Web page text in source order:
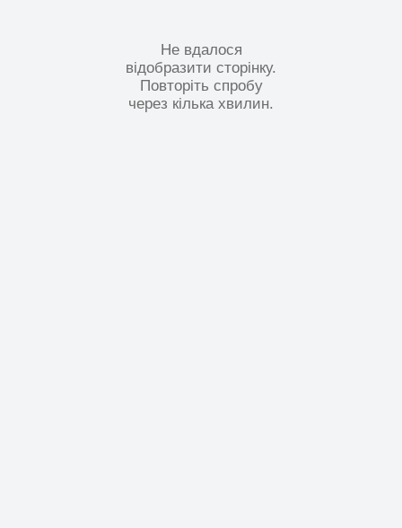
Не вдалося
відобразити сторінку.
Повторіть спробу
через кілька хвилин.